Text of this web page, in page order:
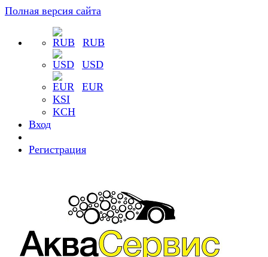
Полная версия сайта
RUB
USD
EUR
KSI
KCH
Вход
Регистрация